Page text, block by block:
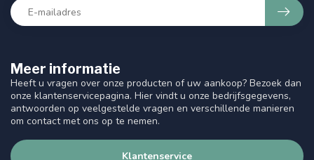
Meer informatie
Heeft u vragen over onze producten of uw aankoop? Bezoek dan
onze klantenservicepagina. Hier vindt u onze bedrijfsgegevens,
antwoorden op veelgestelde vragen en verschillende manieren
om contact met ons op te nemen.
Klantenservice